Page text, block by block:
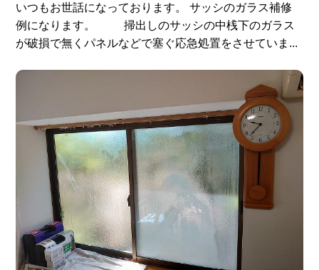
いつもお世話になっております。 サッシのガラス補修
例になります。 掃出しのサッシの中桟下のガラス
が破損で無くパネルなどで塞ぐ応急処置をさせていま...